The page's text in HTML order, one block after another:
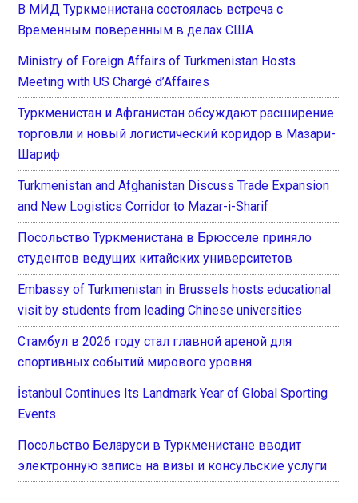
В МИД Туркменистана состоялась встреча с
Временным поверенным в делах США
Ministry of Foreign Affairs of Turkmenistan Hosts
Meeting with US Chargé d’Affaires
Туркменистан и Афганистан обсуждают расширение
торговли и новый логистический коридор в Мазари-
Шариф
Turkmenistan and Afghanistan Discuss Trade Expansion
and New Logistics Corridor to Mazar-i-Sharif
Посольство Туркменистана в Брюсселе приняло
студентов ведущих китайских университетов
Embassy of Turkmenistan in Brussels hosts educational
visit by students from leading Chinese universities
Стамбул в 2026 году стал главной ареной для
спортивных событий мирового уровня
İstanbul Continues Its Landmark Year of Global Sporting
Events
Посольство Беларуси в Туркменистане вводит
электронную запись на визы и консульские услуги